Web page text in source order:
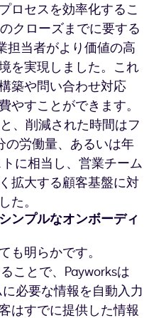
ロセスを効率化するこ
クローズまでに要する
担当者がより価値の高
を実現しました。これ
築や問い合わせ対応
やすことができます。
、削減された時間はフ
の労働量、あるいは年
に相当し、営業チーム
拡大する顧客基盤に対
た。
ンプルなオンボーディ
も明らかです。
ことで、Payworksは
必要な情報を自動入力
はすでに提供した情報